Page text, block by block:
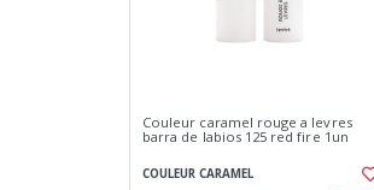
Couleur caramel rouge a levres
barra de labios 125 red fire 1un
COULEUR CARAMEL